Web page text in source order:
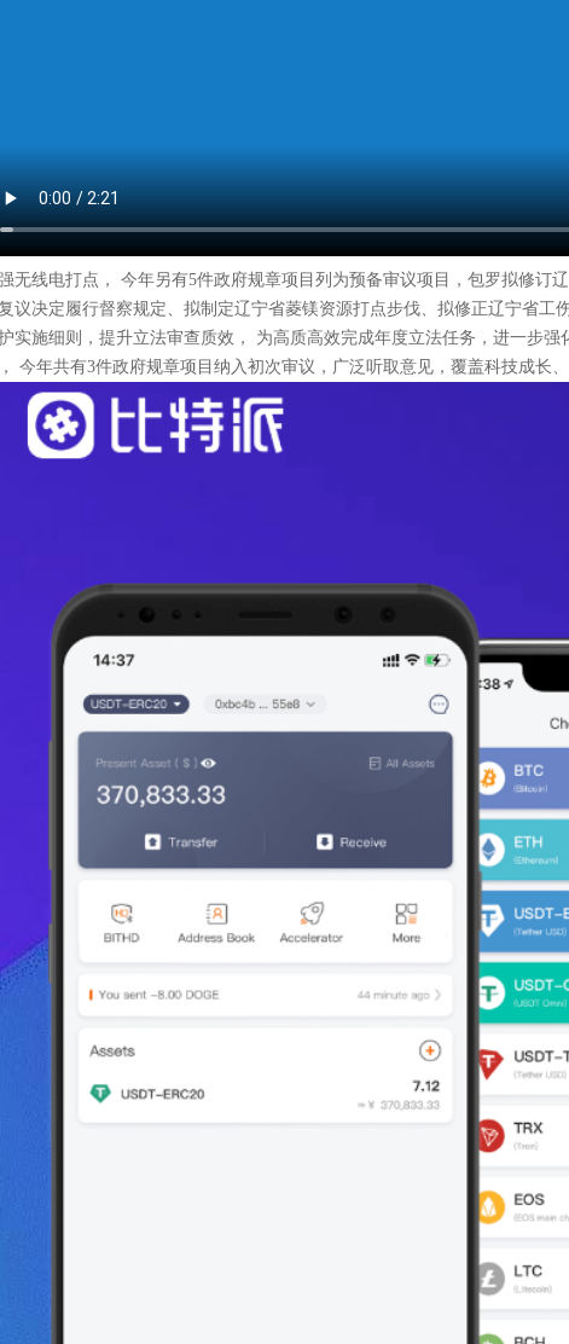
无线电打点， 今年另有5件政府规章项目列为预备审议项目，包罗拟修订
议决定履行督察规定、拟制定辽宁省菱镁资源打点步伐、拟修正辽宁省工
实施细则，提升立法审查质效， 为高质高效完成年度立法任务，进一步
今年共有3件政府规章项目纳入初次审议，广泛听取意见，覆盖科技成长